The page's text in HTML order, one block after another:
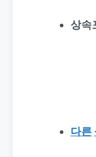
상속
다른